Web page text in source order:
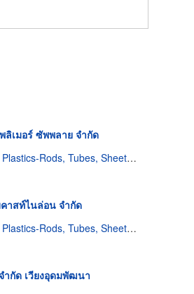
ลิเมอร์ ซัพพลาย จำกัด
Plastics-Rods, Tubes, Sheets, Etc, Supply Centers
าสท์ไนล่อน จำกัด
Plastics-Rods, Tubes, Sheets, Etc, Supply Centers
กัด เวียงอุดมพัฒนา